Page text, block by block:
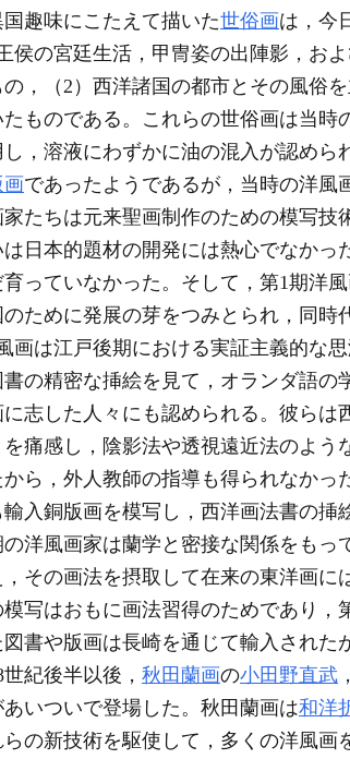
趣味にこたえて描いた世俗画は，今
侯の宮廷生活，甲冑姿の出陣影，お
，（2）西洋諸国の都市とその風俗
ものである。これらの世俗画は当
し，溶液にわずかに油の混入が認め
であったようであるが，当時の洋風
家たちは元来聖画制作のための模写
日本的題材の開発には熱心でなか
っていなかった。そして，第1期洋
のために発展の芽をつみとられ，同時
画は江戸後期における実証主義的な
の精密な挿絵を見て，オランダ語
志した人々にも認められる。彼ら
を痛感し，陰影法や透視遠近法のよ
ら，外人教師の指導も得られなか
輸入銅版画を模写し，西洋画法書の
の洋風画家は蘭学と密接な関係をも
その画法を摂取して在来の東洋画
写はおもに画法習得のためであり
書や版画は長崎を通じて輸入され
紀後半以後， 秋田蘭画の小田野直武 ，
いついで登場した。秋田蘭画は和洋
らの新技術を駆使して，多くの洋風